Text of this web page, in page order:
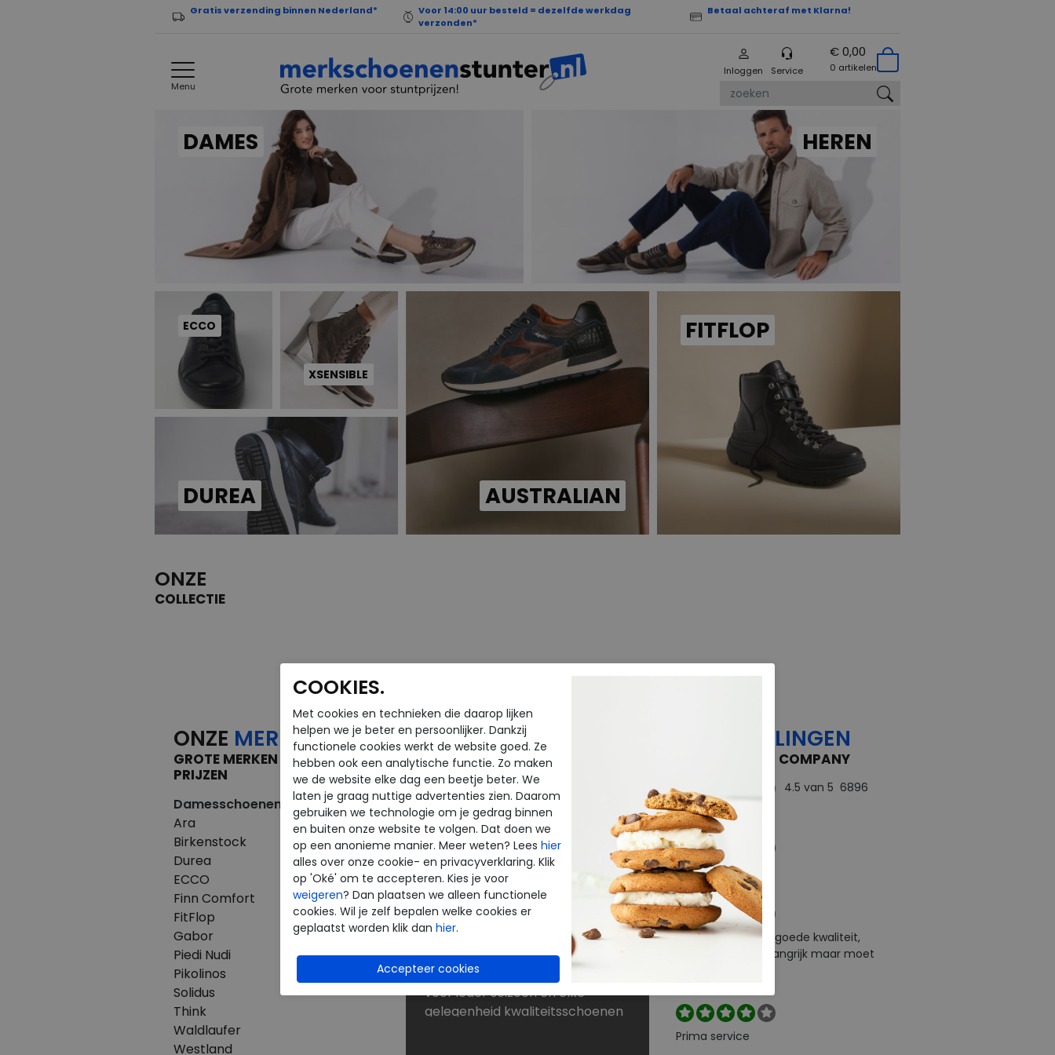
Gratis verzending binnen Nederland*
Voor 14:00 uur besteld = dezelfde werkdag
verzonden*
Betaal achteraf met Klarna!
Menu
Inloggen Service
€ 0,00
0 artikelen
DAMES HEREN
ECCO
XSENSIBLE
DUREA AUSTRALIAN
FITFLOP
ONZE
COLLECTIE
ONZE MERKEN
GROTE MERKEN VOOR KLEINE
PRIJZEN
Damesschoenen
Ara
Birkenstock
Durea
ECCO
Finn Comfort
FitFlop
Gabor
Piedi Nudi
Pikolinos
Solidus
Think
Waldlaufer
Westland
Herenschoenen
Australian
Birkenstock
Clarks
ECCO
Finn Comfort
Mephisto
Pikolinos
Westland
NU KORTINGEN TOT 60%
Dé schoenen outlet met grote
merken
Bij Merkschoenenstunter vindt u
outlet schoenen van de beste
merken. De new arrivals van uw
favoriete merk verrassen elke
keer weer. Op zoek naar
schoenen voor lange
strandwandelingen? Naar
laarzen voor de winter? Of kunt u
nog wel een paar slippers of
sandalen gebruiken? U shopt
voor ieder seizoen en elke
gelegenheid kwaliteitsschoenen
BEOORDELINGEN
THE FEEDBACK COMPANY
4.5 van 5 6896
beoordelingen
Perfect
Snelle levering en goede kwaliteit,
retourneren is belangrijk maar moet
Prima service
COOKIES.
Met cookies en technieken die daarop lijken
helpen we je beter en persoonlijker. Dankzij
functionele cookies werkt de website goed. Ze
hebben ook een analytische functie. Zo maken
we de website elke dag een beetje beter. We
laten je graag nuttige advertenties zien. Daarom
gebruiken we technologie om je gedrag binnen
en buiten onze website te volgen. Dat doen we
op een anonieme manier. Meer weten? Lees hier
alles over onze cookie- en privacyverklaring. Klik
op 'Oké' om te accepteren. Kies je voor
weigeren? Dan plaatsen we alleen functionele
cookies. Wil je zelf bepalen welke cookies er
geplaatst worden klik dan hier.